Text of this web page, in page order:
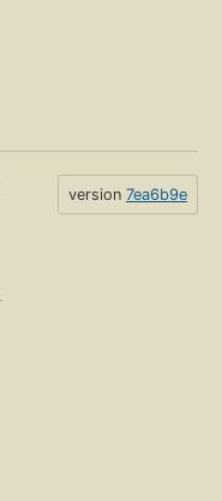
version 7ea6b9e